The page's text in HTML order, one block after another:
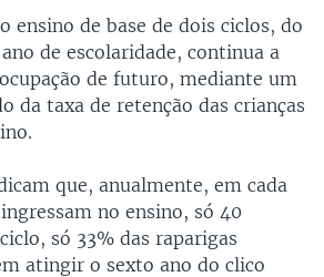
ensino de base de dois ciclos, do
de escolaridade, continua a
de futuro, mediante um
da taxa de retenção das crianças
que, anualmente, em cada
no ensino, só 40
só 33% das raparigas
atingir o sexto ano do clico